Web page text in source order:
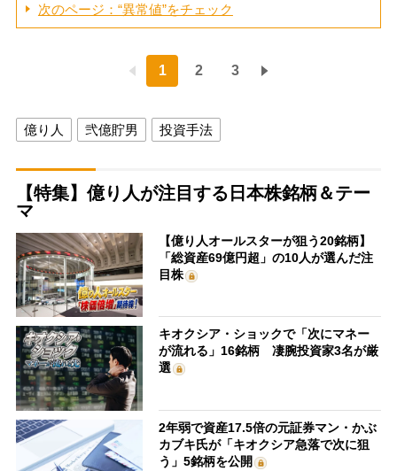
次のページ：“異常値”をチェック
1 2 3
億り人 弐億貯男 投資手法
【特集】億り人が注目する日本株銘柄＆テー
マ
【億り人オールスターが狙う20銘柄】
「総資産69億円超」の10人が選んだ注
目株
キオクシア・ショックで「次にマネー
が流れる」16銘柄 凄腕投資家3名が厳
選
2年弱で資産17.5倍の元証券マン・かぶ
カブキ氏が「キオクシア急落で次に狙
う」5銘柄を公開